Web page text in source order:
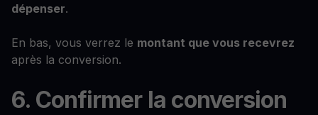
dépenser.
En bas, vous verrez le montant que vous recevrez
après la conversion.
6. Confirmer la conversion